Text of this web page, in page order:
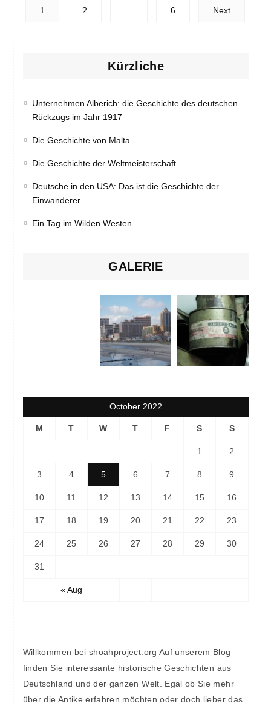
Posts1 2 … 6 Next
Kürzliche
Unternehmen Alberich: die Geschichte des deutschen
Rückzugs im Jahr 1917
Die Geschichte von Malta
Die Geschichte der Weltmeisterschaft
Deutsche in den USA: Das ist die Geschichte der
Einwanderer
Ein Tag im Wilden Westen
GALERIE
October 2022
M T W T F S S
« Aug
1 2
3 4 5 6 7 8 9
10 11 12 13 14 15 16
17 18 19 20 21 22 23
24 25 26 27 28 29 30
31
Willkommen bei shoahproject.org Auf unserem Blog
finden Sie interessante historische Geschichten aus
Deutschland und der ganzen Welt. Egal ob Sie mehr
über die Antike erfahren möchten oder doch lieber das